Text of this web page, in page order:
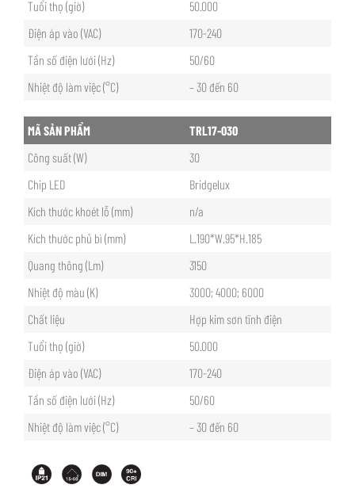
Tuổi thọ (giờ)
50.000
Điện áp vào (VAC)
170-240
Tần số điện lưới (Hz)
50/60
Nhiệt độ làm việc (°C)
– 30 đến 60
MÃ SẢN PHẨM
TRL17-030
Công suất (W)
30
Chip LED
Bridgelux
Kích thước khoét lỗ (mm)
n/a
Kích thước phủ bì (mm)
L.190*W.95*H.185
Quang thông (Lm)
3150
Nhiệt độ màu (K)
3000; 4000; 6000
Chất liệu
Hợp kim sơn tĩnh điện
Tuổi thọ (giờ)
50.000
Điện áp vào (VAC)
170-240
Tần số điện lưới (Hz)
50/60
Nhiệt độ làm việc (°C)
– 30 đến 60